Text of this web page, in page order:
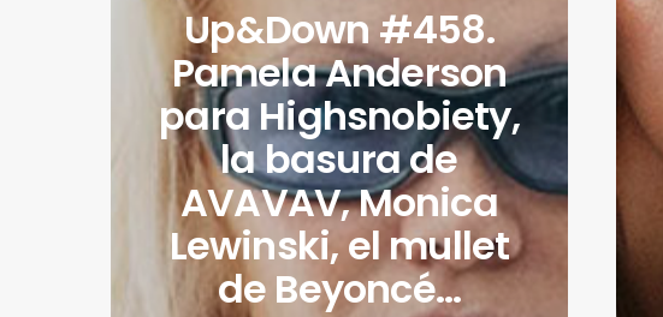
Up&Down #458.
Pamela Anderson
para Highsnobiety,
la basura de
AVAVAV, Monica
Lewinski, el mullet
de Beyoncé…